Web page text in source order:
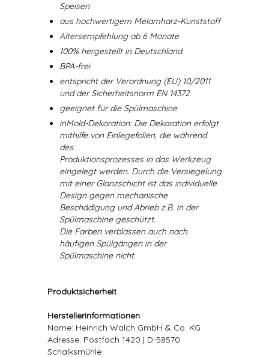
Speisen
aus hochwertigem Melamharz-Kunststoff
Altersempfehlung ab 6 Monate
100% hergestellt in Deutschland
BPA-frei
entspricht der Verordnung (EU) 10/2011
und der Sicherheitsnorm EN 14372
geeignet für die Spülmaschine
inMold-Dekoration: Die Dekoration erfolgt
mithilfe von Einlegefolien, die während
des
Produktionsprozesses in das Werkzeug
eingelegt werden. Durch die Versiegelung
mit einer Glanzschicht ist das individuelle
Design gegen mechanische
Beschädigung und Abrieb z.B. in der
Spülmaschine geschützt.
Die Farben verblassen auch nach
häufigen Spülgängen in der
Spülmaschine nicht.
Produktsicherheit
Herstellerinformationen
Name: Heinrich Walch GmbH & Co. KG
Adresse: Postfach 1420 | D-58570
Schalksmühle